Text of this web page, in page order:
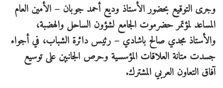
وجرى التوقيع بحضور الأستاذ وديع أحمد جوبان – الأمين العام
المساعد لمؤتمر حضرموت الجامع لشؤون الساحل والهضبة،
والأستاذ مجدي صالح باشادي – رئيس دائرة الشباب، في أجواء
جسدت متانة العلاقات المؤسسية وحرص الجانبين على توسيع
آفاق التعاون العربي المشترك.